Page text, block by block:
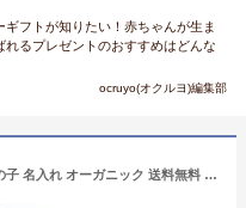
フトが知りたい！赤ちゃんが生ま
るプレゼントのおすすめはどんな
ocruyo(オクルヨ)編集部
出産祝い 男の子 おむつケーキ 女の子 名入れ オーガニック 送料無料 日本製 シリコンビブ くすみカラー ベビーギフト 100日 誕生日 秋 冬 ナチュラル アートフラワー 敏感肌 安心 1歳 ハーフバースデー お祝い かわいい［ベビーアニマル 3段 おむつケーキ］